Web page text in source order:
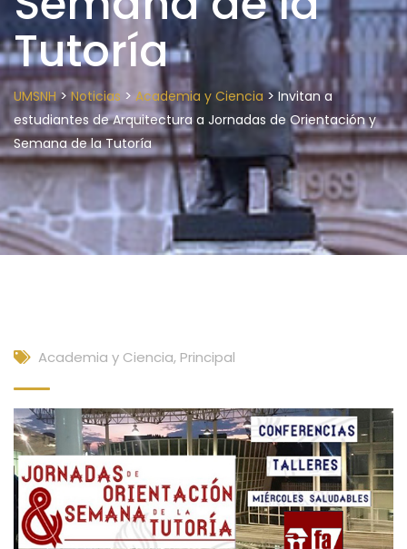
Tutoría
UMSNH> Noticias > Academia y Ciencia >Invitan a
estudiantes de Arquitectura a Jornadas de Orientación y
Semana de la Tutoría
Academia y Ciencia, Principal